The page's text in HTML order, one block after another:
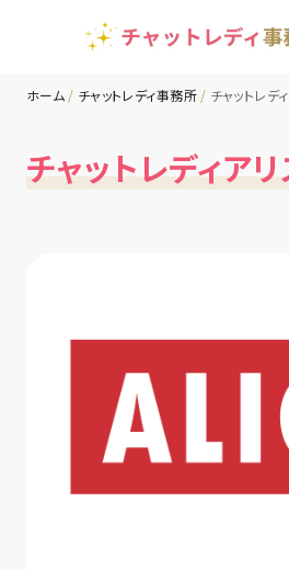
ホーム チャットレディ事務所 チャットレデ
チャットレディア